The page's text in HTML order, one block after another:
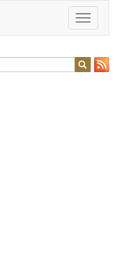
Toggle
navigation